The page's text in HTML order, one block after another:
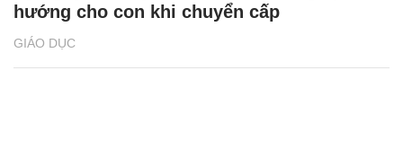
GIÁO DỤC
hướng cho con khi chuyển cấp